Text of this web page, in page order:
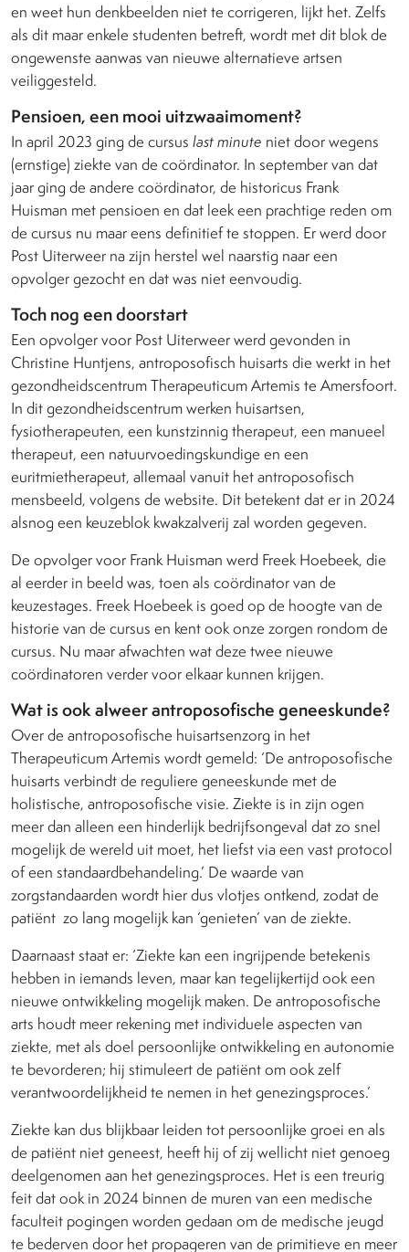
en weet hun denkbeelden niet te corrigeren, lijkt het. Zelfs
als dit maar enkele studenten betreft, wordt met dit blok de
ongewenste aanwas van nieuwe alternatieve artsen
veiliggesteld.
Pensioen, een mooi uitzwaaimoment?
In april 2023 ging de cursus last minute niet door wegens
(ernstige) ziekte van de coördinator. In september van dat
jaar ging de andere coördinator, de historicus Frank
Huisman met pensioen en dat leek een prachtige reden om
de cursus nu maar eens definitief te stoppen. Er werd door
Post Uiterweer na zijn herstel wel naarstig naar een
opvolger gezocht en dat was niet eenvoudig.
Toch nog een doorstart
Een opvolger voor Post Uiterweer werd gevonden in
Christine Huntjens, antroposofisch huisarts die werkt in het
gezondheidscentrum Therapeuticum Artemis te Amersfoort.
In dit gezondheidscentrum werken huisartsen,
fysiotherapeuten, een kunstzinnig therapeut, een manueel
therapeut, een natuurvoedingskundige en een
euritmietherapeut, allemaal vanuit het antroposofisch
mensbeeld, volgens de website. Dit betekent dat er in 2024
alsnog een keuzeblok kwakzalverij zal worden gegeven.
De opvolger voor Frank Huisman werd Freek Hoebeek, die
al eerder in beeld was, toen als coördinator van de
keuzestages. Freek Hoebeek is goed op de hoogte van de
historie van de cursus en kent ook onze zorgen rondom de
cursus. Nu maar afwachten wat deze twee nieuwe
coördinatoren verder voor elkaar kunnen krijgen.
Wat is ook alweer antroposofische geneeskunde?
Over de antroposofische huisartsenzorg in het
Therapeuticum Artemis wordt gemeld: ‘De antroposofische
huisarts verbindt de reguliere geneeskunde met de
holistische, antroposofische visie. Ziekte is in zijn ogen
meer dan alleen een hinderlijk bedrijfsongeval dat zo snel
mogelijk de wereld uit moet, het liefst via een vast protocol
of een standaardbehandeling.’ De waarde van
zorgstandaarden wordt hier dus vlotjes ontkend, zodat de
patiënt zo lang mogelijk kan ‘genieten’ van de ziekte.
Daarnaast staat er: ‘Ziekte kan een ingrijpende betekenis
hebben in iemands leven, maar kan tegelijkertijd ook een
nieuwe ontwikkeling mogelijk maken. De antroposofische
arts houdt meer rekening met individuele aspecten van
ziekte, met als doel persoonlijke ontwikkeling en autonomie
te bevorderen; hij stimuleert de patiënt om ook zelf
verantwoordelijkheid te nemen in het genezingsproces.’
Ziekte kan dus blijkbaar leiden tot persoonlijke groei en als
de patiënt niet geneest, heeft hij of zij wellicht niet genoeg
deelgenomen aan het genezingsproces. Het is een treurig
feit dat ook in 2024 binnen de muren van een medische
faculteit pogingen worden gedaan om de medische jeugd
te bederven door het propageren van de primitieve en meer